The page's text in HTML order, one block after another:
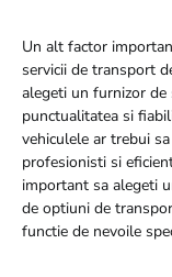
Un alt factor
servicii de transport
alegeti un furnizor de
punctualitatea si
vehiculele ar trebui
profesionisti si
important sa alegeti
de optiuni de
functie de nevoile